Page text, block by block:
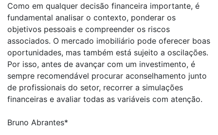
Como em qualquer decisão financeira importante, é
fundamental analisar o contexto, ponderar os
objetivos pessoais e compreender os riscos
associados. O mercado imobiliário pode oferecer boas
oportunidades, mas também está sujeito a oscilações.
Por isso, antes de avançar com um investimento, é
sempre recomendável procurar aconselhamento junto
de profissionais do setor, recorrer a simulações
financeiras e avaliar todas as variáveis com atenção.
Bruno Abrantes*